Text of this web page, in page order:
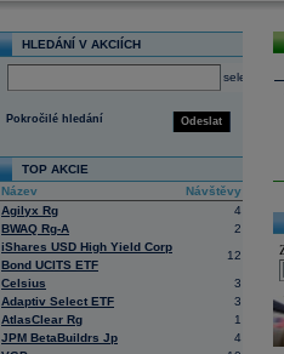
HLEDÁNÍ V AKCIÍCH
select
Odeslat
Pokročilé hledání
TOP AKCIE
Název
Návštěvy
Agilyx Rg
4
BWAQ Rg-A
2
iShares USD High Yield Corp
Bond UCITS ETF
12
Celsius
3
Adaptiv Select ETF
3
AtlasClear Rg
1
JPM BetaBuildrs Jp
4